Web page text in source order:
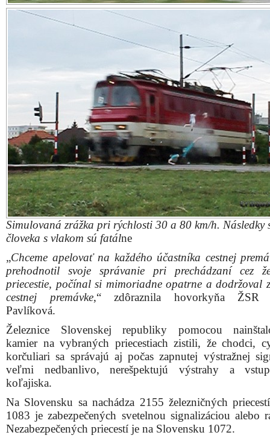
Simulovaná zrážka pri rýchlosti 30 a 80 km/h. Následky
človeka s vlakom sú fatálne
„Chceme apelovať na každého účastníka cestnej
prehodnotil svoje správanie pri prechádzaní cez
priecestie, počínal si mimoriadne opatrne a dodržoval
cestnej premávke,“ zdôraznila hovorkyňa ŽSR
Pavlíková.
Železnice Slovenskej republiky pomocou
kamier na vybraných priecestiach zistili, že chodci,
korčuliari sa správajú aj počas zapnutej výstražnej
veľmi nedbanlivo, nerešpektujú výstrahy a
koľajiska.
Na Slovensku sa nachádza 2155 železničných
1083 je zabezpečených svetelnou signalizáciou alebo
Nezabezpečených priecestí je na Slovensku 1072.